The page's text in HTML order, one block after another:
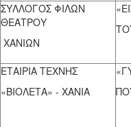
ΣΥΛΛΟΓΟΣ ΦΙΛΩΝ
ΘΕΑΤΡΟΥ
ΧΑΝΙΩΝ
ΕΤΑΙΡΙΑ ΤΕΧΝΗΣ
«ΒΙΟΛΕΤΑ» - ΧΑΝΙΑ